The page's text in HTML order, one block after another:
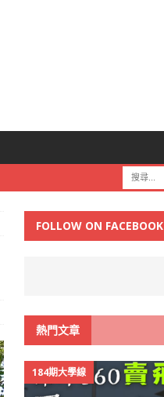
FOLLOW ON FACEBOOK
熱門文章
184期大學線